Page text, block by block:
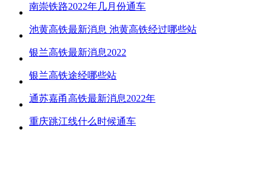
南崇铁路2022年几月份通车
池黄高铁最新消息 池黄高铁经过哪些站
银兰高铁最新消息2022
银兰高铁途经哪些站
通苏嘉甬高铁最新消息2022年
重庆跳江线什么时候通车